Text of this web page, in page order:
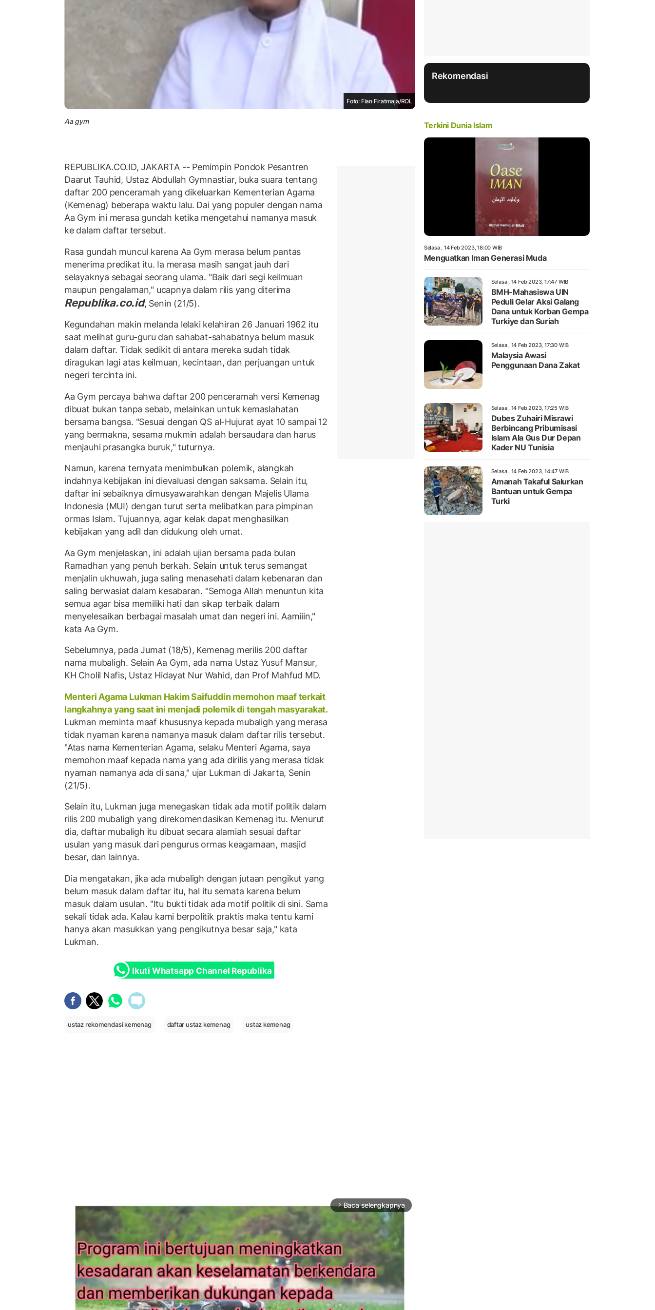
Foto: Fian Firatmaja/ROL
Aa gym
REPUBLIKA.CO.ID, JAKARTA -- Pemimpin Pondok Pesantren
Daarut Tauhid, Ustaz Abdullah Gymnastiar, buka suara tentang
daftar 200 penceramah yang dikeluarkan Kementerian Agama
(Kemenag) beberapa waktu lalu. Dai yang populer dengan nama
Aa Gym ini merasa gundah ketika mengetahui namanya masuk
ke dalam daftar tersebut.
Rasa gundah muncul karena Aa Gym merasa belum pantas
menerima predikat itu. Ia merasa masih sangat jauh dari
selayaknya sebagai seorang ulama. "Baik dari segi keilmuan
maupun pengalaman," ucapnya dalam rilis yang diterima
Republika.co.id, Senin (21/5).
Kegundahan makin melanda lelaki kelahiran 26 Januari 1962 itu
saat melihat guru-guru dan sahabat-sahabatnya belum masuk
dalam daftar. Tidak sedikit di antara mereka sudah tidak
diragukan lagi atas keilmuan, kecintaan, dan perjuangan untuk
negeri tercinta ini.
Aa Gym percaya bahwa daftar 200 penceramah versi Kemenag
dibuat bukan tanpa sebab, melainkan untuk kemaslahatan
bersama bangsa. "Sesuai dengan QS al-Hujurat ayat 10 sampai 12
yang bermakna, sesama mukmin adalah bersaudara dan harus
menjauhi prasangka buruk," tuturnya.
Namun, karena ternyata menimbulkan polemik, alangkah
indahnya kebijakan ini dievaluasi dengan saksama. Selain itu,
daftar ini sebaiknya dimusyawarahkan dengan Majelis Ulama
Indonesia (MUI) dengan turut serta melibatkan para pimpinan
ormas Islam. Tujuannya, agar kelak dapat menghasilkan
kebijakan yang adil dan didukung oleh umat.
Aa Gym menjelaskan, ini adalah ujian bersama pada bulan
Ramadhan yang penuh berkah. Selain untuk terus semangat
menjalin ukhuwah, juga saling menasehati dalam kebenaran dan
saling berwasiat dalam kesabaran. "Semoga Allah menuntun kita
semua agar bisa memiliki hati dan sikap terbaik dalam
menyelesaikan berbagai masalah umat dan negeri ini. Aamiiin,"
kata Aa Gym.
Sebelumnya, pada Jumat (18/5), Kemenag merilis 200 daftar
nama mubaligh. Selain Aa Gym, ada nama Ustaz Yusuf Mansur,
KH Cholil Nafis, Ustaz Hidayat Nur Wahid, dan Prof Mahfud MD.
Menteri Agama Lukman Hakim Saifuddin memohon maaf terkait
langkahnya yang saat ini menjadi polemik di tengah masyarakat.
Lukman meminta maaf khususnya kepada mubaligh yang merasa
tidak nyaman karena namanya masuk dalam daftar rilis tersebut.
"Atas nama Kementerian Agama, selaku Menteri Agama, saya
memohon maaf kepada nama yang ada dirilis yang merasa tidak
nyaman namanya ada di sana," ujar Lukman di Jakarta, Senin
(21/5).
Selain itu, Lukman juga menegaskan tidak ada motif politik dalam
rilis 200 mubaligh yang direkomendasikan Kemenag itu. Menurut
dia, daftar mubaligh itu dibuat secara alamiah sesuai daftar
usulan yang masuk dari pengurus ormas keagamaan, masjid
besar, dan lainnya.
Dia mengatakan, jika ada mubaligh dengan jutaan pengikut yang
belum masuk dalam daftar itu, hal itu semata karena belum
masuk dalam usulan. "Itu bukti tidak ada motif politik di sini. Sama
sekali tidak ada. Kalau kami berpolitik praktis maka tentu kami
hanya akan masukkan yang pengikutnya besar saja," kata
Lukman.
Ikuti Whatsapp Channel Republika
ustaz rekomendasi kemenag daftar ustaz kemenag ustaz kemenag
arrow_forward_ios Baca selengkapnya
Rekomendasi
Terkini Dunia Islam
Selasa , 14 Feb 2023, 18:00 WIB
Menguatkan Iman Generasi Muda
Selasa , 14 Feb 2023, 17:47 WIB
BMH-Mahasiswa UIN
Peduli Gelar Aksi Galang
Dana untuk Korban Gempa
Turkiye dan Suriah
Selasa , 14 Feb 2023, 17:30 WIB
Malaysia Awasi
Penggunaan Dana Zakat
Selasa , 14 Feb 2023, 17:25 WIB
Dubes Zuhairi Misrawi
Berbincang Pribumisasi
Islam Ala Gus Dur Depan
Kader NU Tunisia
Selasa , 14 Feb 2023, 14:47 WIB
Amanah Takaful Salurkan
Bantuan untuk Gempa
Turki